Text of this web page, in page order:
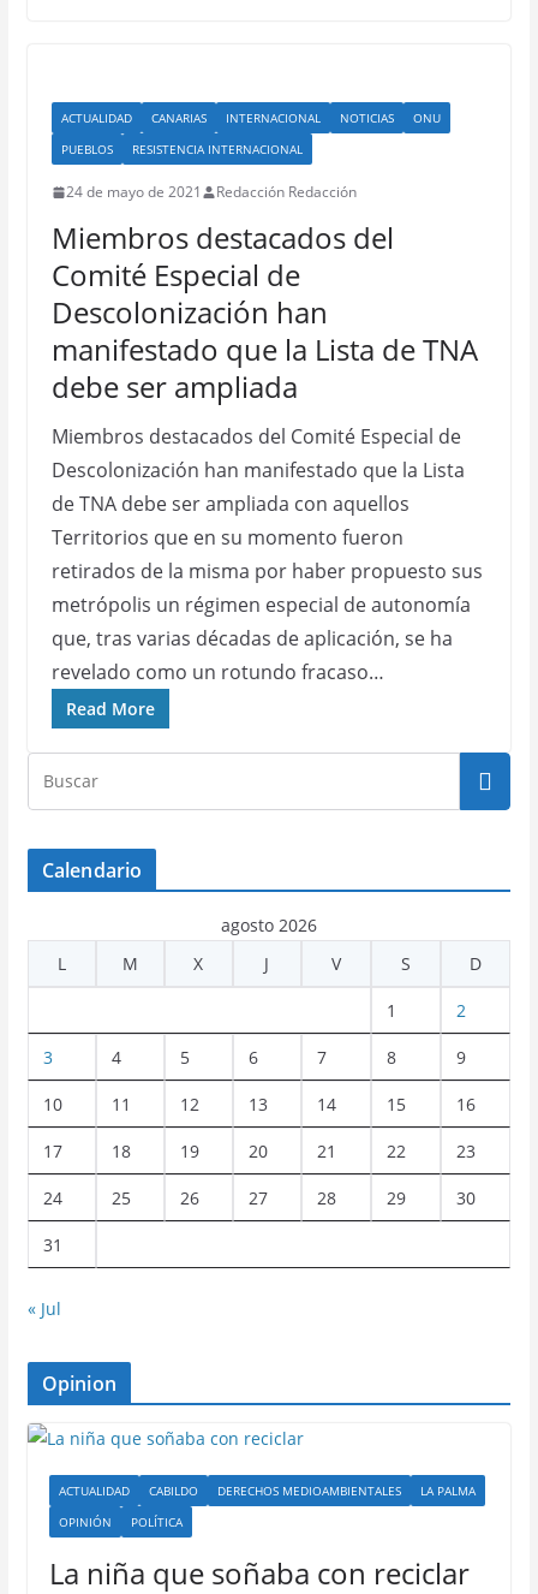
ACTUALIDAD CANARIAS INTERNACIONAL NOTICIAS
ONU
PUEBLOS
RESISTENCIA INTERNACIONAL
24 de mayo de 2021 Redacción Redacción
Miembros destacados del
Comité Especial de
Descolonización han
manifestado que la Lista de TNA
debe ser ampliada
Miembros destacados del Comité Especial de
Descolonización han manifestado que la Lista
de TNA debe ser ampliada con aquellos
Territorios que en su momento fueron
retirados de la misma por haber propuesto sus
metrópolis un régimen especial de autonomía
que, tras varias décadas de aplicación, se ha
revelado como un rotundo fracaso…
Read More
Calendario
agosto 2026
L
M X J V S D
1 2
3 4 5 6 7 8 9
10 11 12 13 14 15 16
17 18 19 20 21 22 23
24 25 26 27 28 29 30
31
« Jul
Opinion
ACTUALIDAD CABILDO DERECHOS MEDIOAMBIENTALES
LA PALMA
OPINIÓN
POLÍTICA
La niña que soñaba con reciclar